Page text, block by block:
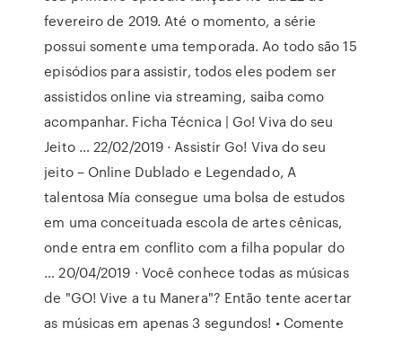
fevereiro de 2019. Até o momento, a série
possui somente uma temporada. Ao todo são 15
episódios para assistir, todos eles podem ser
assistidos online via streaming, saiba como
acompanhar. Ficha Técnica | Go! Viva do seu
Jeito … 22/02/2019 · Assistir Go! Viva do seu
jeito – Online Dublado e Legendado, A
talentosa Mía consegue uma bolsa de estudos
em uma conceituada escola de artes cênicas,
onde entra em conflito com a filha popular do
… 20/04/2019 · Você conhece todas as músicas
de "GO! Vive a tu Manera"? Então tente acertar
as músicas em apenas 3 segundos! • Comente